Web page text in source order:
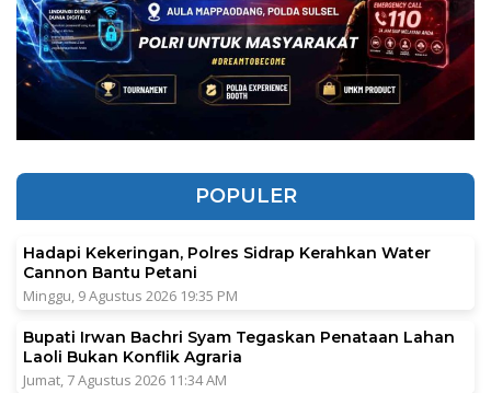
POPULER
Hadapi Kekeringan, Polres Sidrap Kerahkan Water
Cannon Bantu Petani
Minggu, 9 Agustus 2026 19:35 PM
Bupati Irwan Bachri Syam Tegaskan Penataan Lahan
Laoli Bukan Konflik Agraria
Jumat, 7 Agustus 2026 11:34 AM